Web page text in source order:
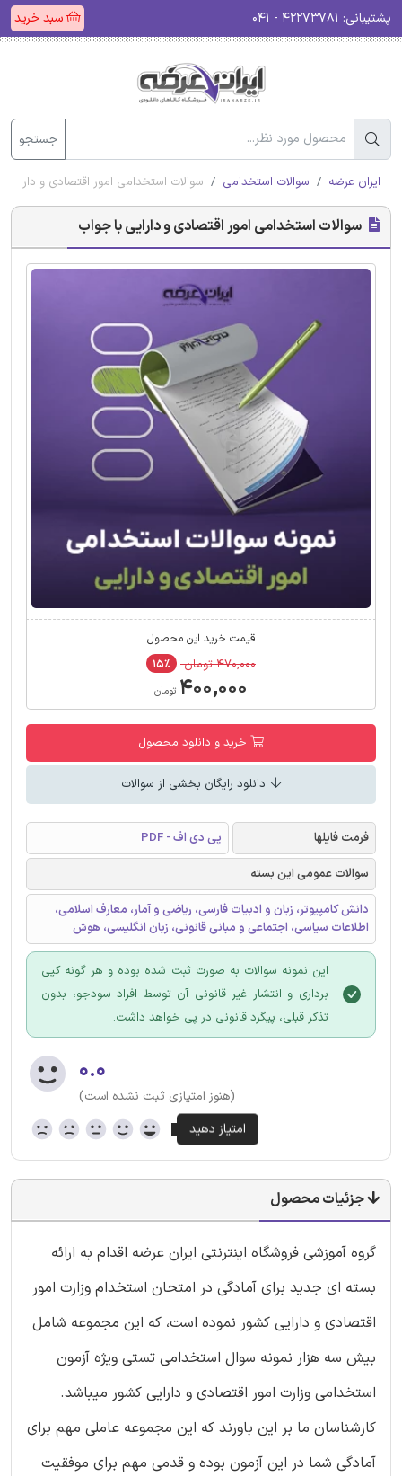
پشتیبانی: سبد خرید
جستجو
ایران عرضه سوالات استخدامی سوالات استخدامی امور اقتصادی و دارایی
سوالات استخدامی امور اقتصادی و دارایی با جواب
قیمت خرید این محصول
۴۷۰,۰۰۰ تومان ۱۵٪
۴۰۰,۰۰۰ تومان
خرید و دانلود محصول
دانلود رایگان بخشی از سوالات
فرمت فایلها
پی دی اف - PDF
سوالات عمومی این بسته
دانش کامپیوتر، زبان و ادبیات فارسی، ریاضی و آمار، معارف اسلامی،
اطلاعات سیاسی، اجتماعی و مبانی قانونی، زبان انگلیسی، هوش
این نمونه سوالات به صورت ثبت شده بوده و هر گونه کپی
برداری و انتشار غیر قانونی آن توسط افراد سودجو، بدون
تذکر قبلی، پیگرد قانونی در پی خواهد داشت.
۰.۰
(هنوز امتیازی ثبت نشده است)
جزئیات محصول
گروه آموزشی فروشگاه اینترنتی ایران عرضه اقدام به ارائه
بسته ای جدید برای آمادگی در امتحان استخدام وزارت امور
اقتصادی و دارایی کشور نموده است، که این مجموعه شامل
بیش سه هزار نمونه سوال استخدامی تستی ویژه آزمون
استخدامی وزارت امور اقتصادی و دارایی کشور میباشد.
کارشناسان ما بر این باورند که این مجموعه عاملی مهم برای
آمادگی شما در این آزمون بوده و قدمی مهم برای موفقیت